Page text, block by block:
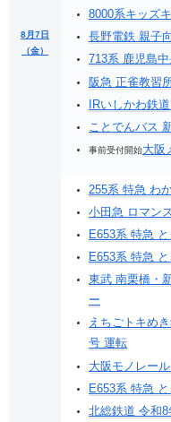
8月7日
（金）
8000系キッズ
長野電鉄 親子
713系 鹿児島
阪急 正雀教習
IRいしかわ鉄
ことでんバス
事前受付開始大阪
255系 特急 わ
小田急 ロマン
E653系 特急
E653系 特急
東武 南栗橋・
ー
えちごトキめ
号 運転
大阪モノレー
E653系 特急
北総鉄道 令和